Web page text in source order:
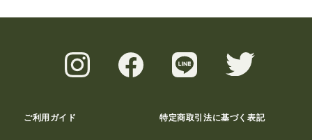
ご利用ガイド 特定商取引法に基づく表記